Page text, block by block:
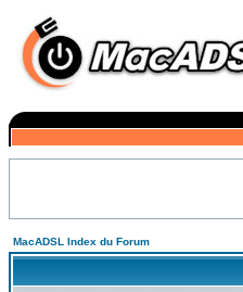
MacADSL Index du Forum